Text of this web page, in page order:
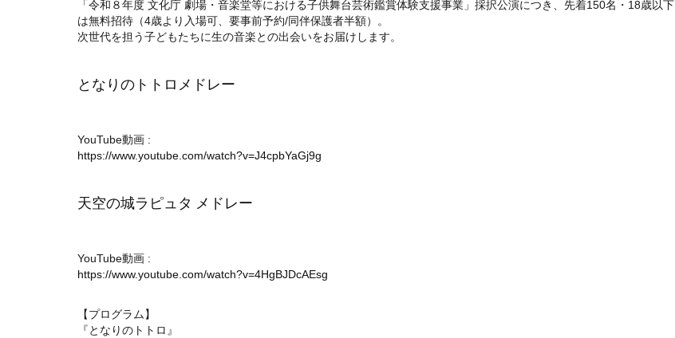
「令和８年度 文化庁 劇場・音楽堂等における子供舞台芸術鑑賞体験支援事業」採択公演につき、先着150名・18歳以下
は無料招待（4歳より入場可、要事前予約/同伴保護者半額）。
次世代を担う子どもたちに生の音楽との出会いをお届けします。
となりのトトロメドレー
YouTube動画 :
https://www.youtube.com/watch?v=J4cpbYaGj9g
天空の城ラピュタ メドレー
YouTube動画 :
https://www.youtube.com/watch?v=4HgBJDcAEsg
【プログラム】
『となりのトトロ』